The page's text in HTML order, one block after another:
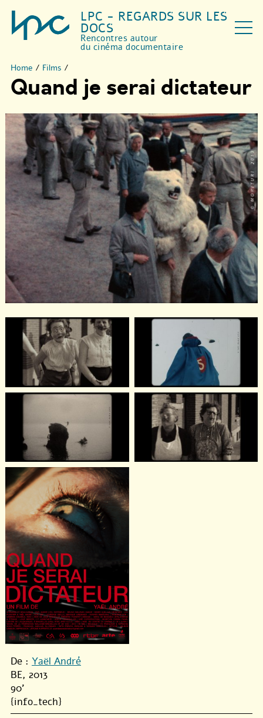
LPC - REGARDS SUR LES
DOCS
Rencontres autour
du cinéma documentaire
Home / Films /
Quand je serai dictateur
De : Yaël André
BE, 2013
90'
{info_tech}